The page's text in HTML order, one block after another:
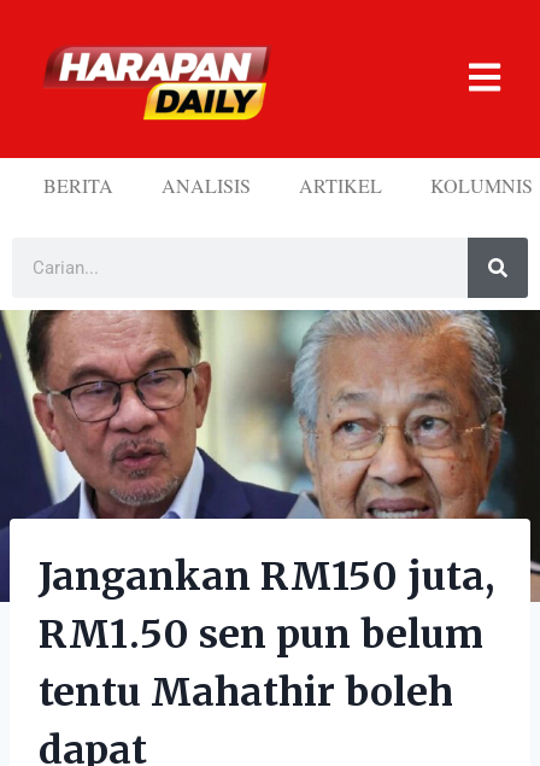
BERITA ANALISIS ARTIKEL KOLUMNIS
Jangankan RM150 juta,
RM1.50 sen pun belum
tentu Mahathir boleh
dapat